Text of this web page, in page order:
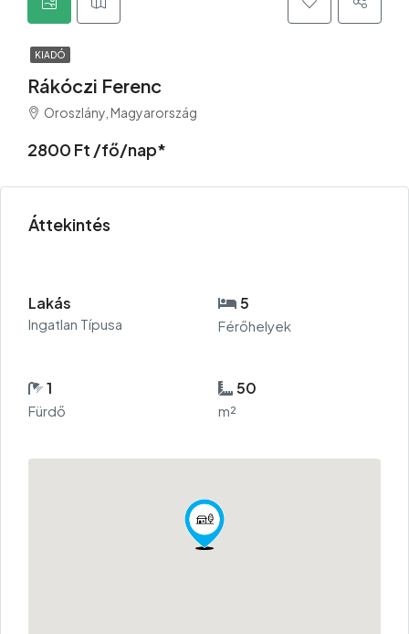
KIADÓ
Rákóczi Ferenc
Oroszlány, Magyarország
2800 Ft /fő/nap*
Áttekintés
Lakás
Ingatlan Típusa
5
Férőhelyek
1
Fürdő
50
m²